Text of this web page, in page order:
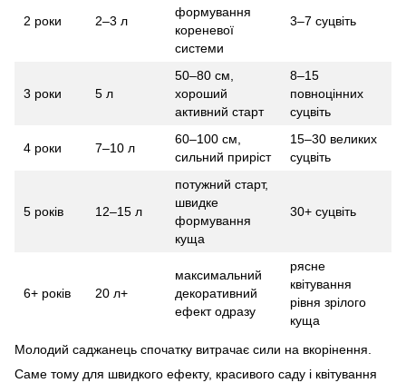
2 роки 2–3 л
формування
кореневої
системи
3–7 суцвіть
3 роки 5 л
50–80 см,
хороший
активний старт
8–15
повноцінних
суцвіть
4 роки 7–10 л
60–100 см,
сильний приріст
15–30 великих
суцвіть
5 років 12–15 л
потужний старт,
швидке
формування
куща
30+ суцвіть
6+ років 20 л+
максимальний
декоративний
ефект одразу
рясне
квітування
рівня зрілого
куща
Молодий саджанець спочатку витрачає сили на вкорінення.
Саме тому для швидкого ефекту, красивого саду і квітування